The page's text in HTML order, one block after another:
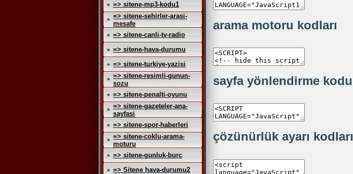
=> sitene-mp3-kodu1
=> sitene-sehirler-arasi-
mesafe
=> sitene-canli-tv-radio
=> sitene-hava-durumu
=> sitene-turkiye-yazisi
=> sitene-resimli-gunun-
sozu
=> sitene-penalti-oyunu
=> sitene-gazeteler-ana-
sayfasi
=> sitene-spor-haberleri
=> sitene-coklu-arama-
moturu
=> sitene-gunluk-burc
=> Sitene hava-durumu2
arama motoru kodları
sayfa yönlendirme kodu
çözünürlük ayarı kodları